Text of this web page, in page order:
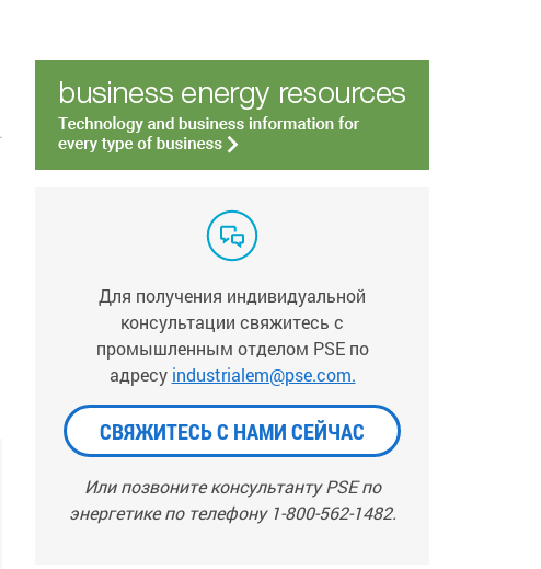
Для получения индивидуальной
консультации свяжитесь с
промышленным отделом PSE по
адресу industrialem@pse.com.
СВЯЖИТЕСЬ С НАМИ СЕЙЧАС
Или позвоните консультанту PSE по
энергетике по телефону 1-800-562-1482.